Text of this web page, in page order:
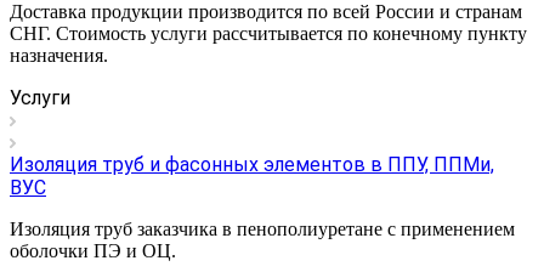
Доставка продукции производится по всей России и странам
СНГ. Стоимость услуги рассчитывается по конечному пункту
назначения.
Услуги
Изоляция труб и фасонных элементов в ППУ, ППМи,
ВУС
Изоляция труб заказчика в пенополиуретане с применением
оболочки ПЭ и ОЦ.